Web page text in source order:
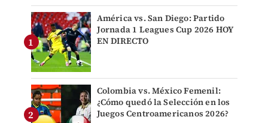
América vs. San Diego: Partido
Jornada 1 Leagues Cup 2026 HOY
EN DIRECTO
Colombia vs. México Femenil:
¿Cómo quedó la Selección en los
Juegos Centroamericanos 2026?